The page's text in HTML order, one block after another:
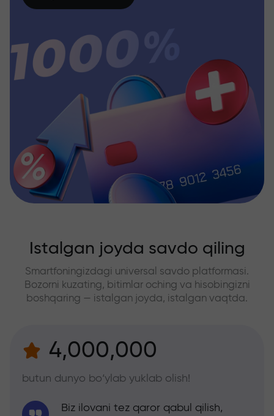
Istalgan joyda savdo qiling
Smartfoningizdagi universal savdo platformasi.
Bozorni kuzating, bitimlar oching va hisobingizni
boshqaring — istalgan joyda, istalgan vaqtda.
4,000,000
butun dunyo bo‘ylab yuklab olish!
Biz ilovani tez qaror qabul qilish,